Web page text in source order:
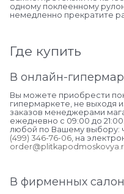
одному поклеенному
немедленно прекратите
Где купить
В онлайн-
Вы можете приобрести
гипермаркете, не выходя
заказов менеджерами
ежедневно с 09:00 до
любой по Вашему выбору:
(499) 346-76-06, на
В фирменных